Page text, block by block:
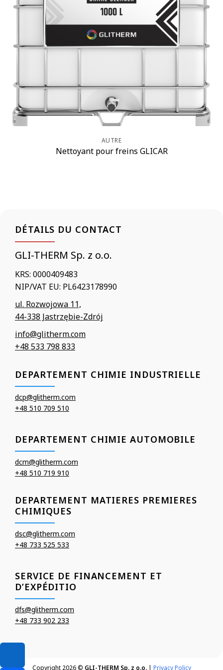
AUTRE
Nettoyant pour freins GLICAR
DÉTAILS DU CONTACT
GLI-THERM Sp. z o.o.
KRS: 0000409483
NIP/VAT EU: PL6423178990
ul. Rozwojowa 11,
44-338 Jastrzębie-Zdrój
info@glitherm.com
+48 533 798 833
DEPARTEMENT CHIMIE INDUSTRIELLE
dcp@glitherm.com
+48 510 709 510
DEPARTEMENT CHIMIE AUTOMOBILE
dcm@glitherm.com
+48 510 719 910
DEPARTEMENT MATIERES PREMIERES
CHIMIQUES
dsc@glitherm.com
+48 733 525 533
SERVICE DE FINANCEMENT ET
D’EXPÉDITIO
dfs@glitherm.com
+48 733 902 233
Copyright 2026 © GLI-THERM Sp. z o.o.| Privacy Policy